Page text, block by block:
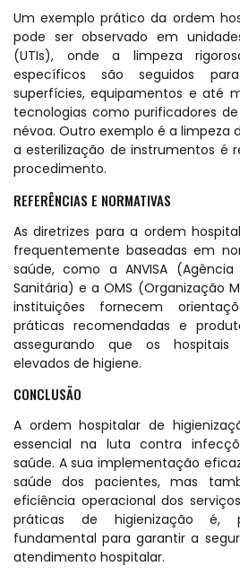
Um exemplo prático da ordem
pode ser observado em
(UTIs), onde a limpeza
específicos são seguidos
superfícies, equipamentos e até
tecnologias como purificadores
névoa. Outro exemplo é a limpeza
a esterilização de instrumentos é
procedimento.
REFERÊNCIAS E NORMATIVAS
As diretrizes para a ordem
frequentemente baseadas em
saúde, como a ANVISA
Sanitária) e a OMS (Organização
instituições fornecem
práticas recomendadas e
assegurando que os hospitais
elevados de higiene.
CONCLUSÃO
A ordem hospitalar de
essencial na luta contra
saúde. A sua implementação
saúde dos pacientes, mas
eficiência operacional dos
práticas de higienização é,
fundamental para garantir a
atendimento hospitalar.